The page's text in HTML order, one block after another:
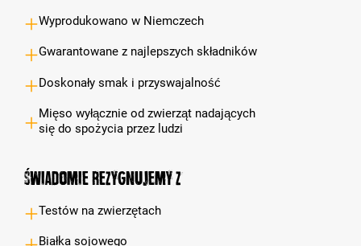
Wyprodukowano w Niemczech
Gwarantowane z najlepszych składników
Doskonały smak i przyswajalność
Mięso wyłącznie od zwierząt nadających
się do spożycia przez ludzi
Świadomie rezygnujemy z
Testów na zwierzętach
Białka sojowego